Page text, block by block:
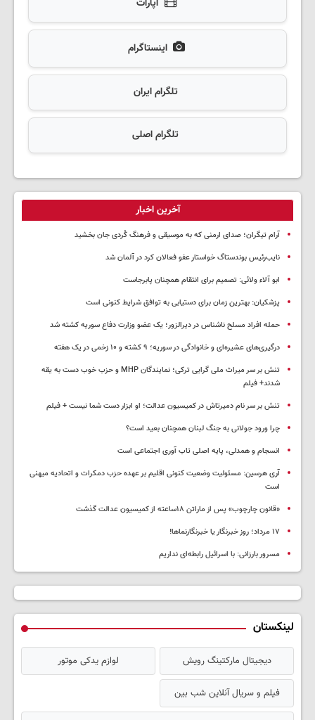
آپارات
اینستاگرام
تلگرام ایران
تلگرام اصلی
آخرین اخبار
آرام تیگران؛ صدای ارمنی که به موسیقی و فرهنگ کُردی جان بخشید
نایب‌رئیس بوندستاگ خواستار عفو فعالان کرد در آلمان شد
ابو آلاء ولائی: تصمیم برای انتقام همچنان پابرجاست
پزشکیان‌: بهترین زمان برای دستیابی به توافق شرایط کنونی است
حمله افراد مسلح ناشناس در دیرالزور؛ یک عضو وزارت دفاع سوریه کشته شد
درگیری‌های عشیره‌ای و خانوادگی در سوریه؛ ۹ کشته و ۱۰ زخمی در یک هفته
تنش بر سر میراث ملی گرایی ترکی؛ نمایندگان MHP و حزب خوب دست به یقه
شدند+ فیلم
تنش بر سر نام دمیرتاش در کمیسیون عدالت؛ او ابزار دست شما نیست + فیلم
چرا ورود جولانی به جنگ لبنان همچنان بعید است؟
انسجام و همدلی، پایه اصلی تاب آوری اجتماعی است
آری هرسین: مسئولیت وضعیت کنونی اقلیم بر عهده حزب دمکرات و اتحادیه میهنی
است
«قانون چارچوب» پس از ماراتن ۱۸ساعته از کمیسیون عدالت گذشت
١٧ مرداد؛ روز خبرنگار یا خبرنگارنماها!
مسرور بارزانی: با اسرائیل رابطه‌ای نداریم
لینکستان
دیجیتال مارکتینگ رویش لوازم یدکی موتور
فیلم و سریال آنلاین شب بین